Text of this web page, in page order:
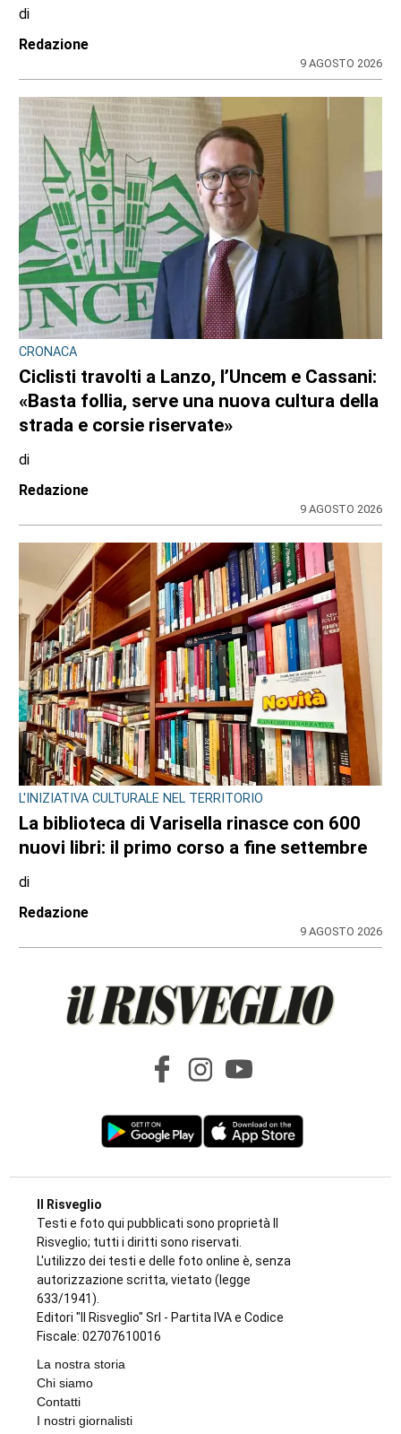
«Chiedo perdono, un raptus inspiegabile».
Ma le indagini scavano nel suo passato
Redazione
9 AGOSTO 2026
CRONACA
Ciclisti travolti a Lanzo, l’Uncem e Cassani:
«Basta follia, serve una nuova cultura della
strada e corsie riservate»
Redazione
9 AGOSTO 2026
L'INIZIATIVA CULTURALE NEL TERRITORIO
La biblioteca di Varisella rinasce con 600
nuovi libri: il primo corso a fine settembre
9 AGOSTO 2026
Il Risveglio
Testi e foto qui pubblicati sono proprietà Il
Risveglio; tutti i diritti sono riservati.
L'utilizzo dei testi e delle foto online è, senza
autorizzazione scritta, vietato (legge
La nostra storia